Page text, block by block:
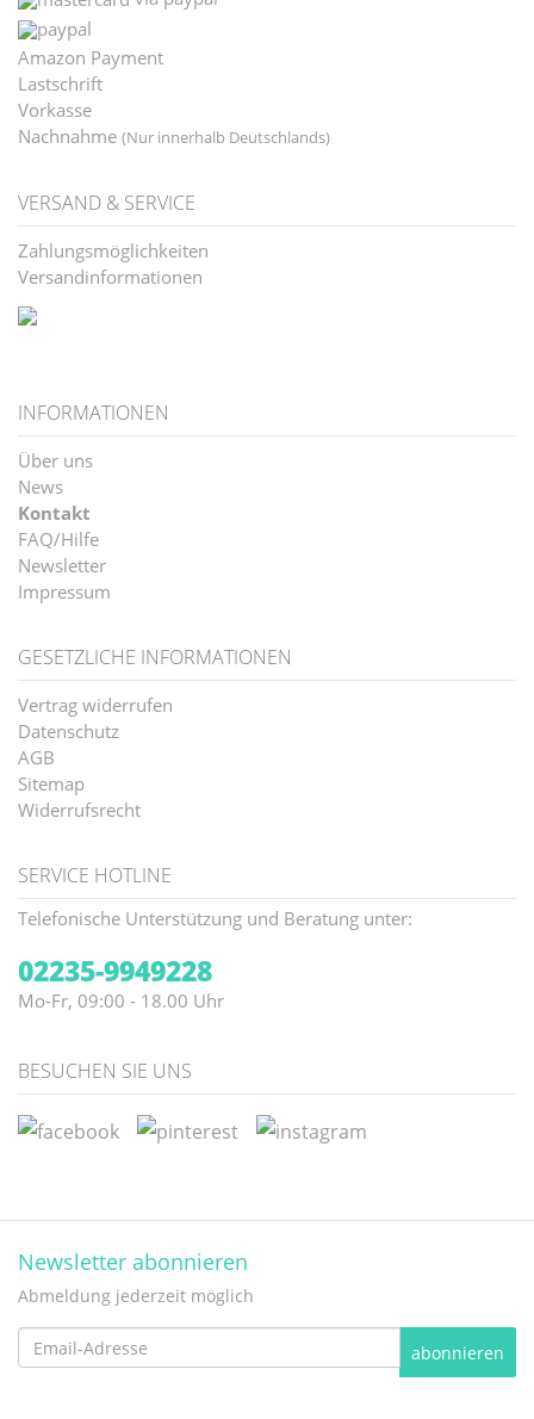
Amazon Payment
Lastschrift
Vorkasse
Nachnahme (Nur innerhalb Deutschlands)
VERSAND & SERVICE
Zahlungsmöglichkeiten
Versandinformationen
INFORMATIONEN
Über uns
News
Kontakt
FAQ/Hilfe
Newsletter
Impressum
GESETZLICHE INFORMATIONEN
Vertrag widerrufen
Datenschutz
AGB
Sitemap
Widerrufsrecht
SERVICE HOTLINE
Telefonische Unterstützung und Beratung unter:
02235-9949228
Mo-Fr, 09:00 - 18.00 Uhr
BESUCHEN SIE UNS
Newsletter abonnieren
Abmeldung jederzeit möglich
Email-
Adresse
abonnieren